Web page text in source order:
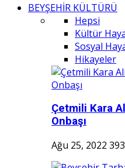
BEYŞEHİR KÜLTÜRÜ
Hepsi
Kültür
Sosyal
Hikayeler
Çetmili Kara
Onbaşı
Ağu 25, 2022